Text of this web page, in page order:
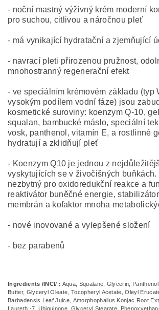
- noční mastný výživný krém moderní
pro suchou, citlivou a náročnou pleť
- má vynikající hydratační a zjemňující
- navrací pleti přirozenou pružnost,
mnohostranný regenerační efekt
- ve speciálním krémovém základu (typ
vysokým podílem vodní fáze) jsou
kosmetické suroviny: koenzym Q-10,
squalan, bambucké máslo, speciální
vosk, panthenol, vitamín E, a rostlinné
hydratují a zklidňují pleť
- Koenzym Q10 je jednou z
vyskytujících se v živočišných buňkách.
nezbytný pro oxidoredukční reakce a
reaktivátor buněčné energie,
membrán a kofaktor mnoha
- nové inovované a vylepšené složení
- bez parabenů
Ingredients /INCI/ : Aqua, Squalane, Glycerin,
Butter, Glyceryl Oleate, Tocopheryl Acetate, Oleyl
Barbadensis Leaf Juice, Amorphophallus Konjac Root
Laureth -7, Ubiquinone, Glyceryl Stearate,